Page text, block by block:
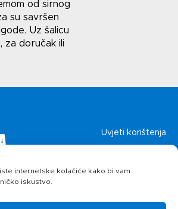
internetske kolačiće kako bi vam
iskustvo.
privatnosti
od sirnog
su savršen
Uz šalicu
za doručak ili
Uvjeti korištenja